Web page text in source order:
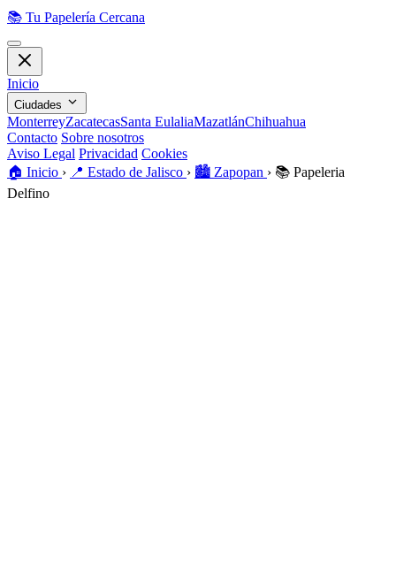
📚 Tu Papelería Cercana
Inicio
Ciudades
MonterreyZacatecasSanta EulaliaMazatlánChihuahua
Contacto Sobre nosotros
Aviso Legal Privacidad Cookies
🏠️ Inicio › 📍 Estado de Jalisco › 🏙️ Zapopan › 📚 Papeleria
Delfino